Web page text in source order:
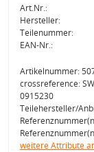
Art.Nr.:
Hersteller:
Teilenummer:
EAN-Nr.:
Artikelnummer:
crossreference:
0915230
Teilehersteller/
weitere Attribute